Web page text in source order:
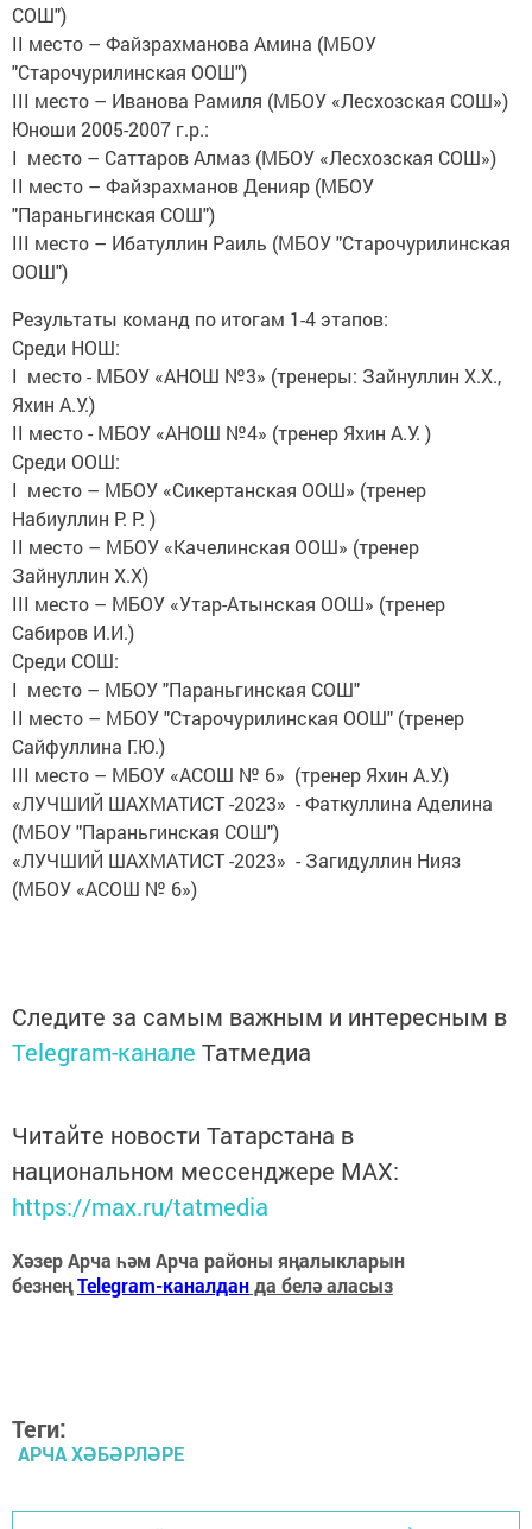
СОШ")
II место – Файзрахманова Амина (МБОУ
"Старочурилинская ООШ")
III место – Иванова Рамиля (МБОУ «Лесхозская СОШ»)
Юноши 2005-2007 г.р.:
I место – Саттаров Алмаз (МБОУ «Лесхозская СОШ»)
II место – Файзрахманов Денияр (МБОУ
"Параньгинская СОШ")
III место – Ибатуллин Раиль (МБОУ "Старочурилинская
ООШ")
Результаты команд по итогам 1-4 этапов:
Среди НОШ:
I место - МБОУ «АНОШ №3» (тренеры: Зайнуллин Х.Х.,
Яхин А.У.)
II место - МБОУ «АНОШ №4» (тренер Яхин А.У. )
Среди ООШ:
I место – МБОУ «Сикертанская ООШ» (тренер
Набиуллин Р. Р. )
II место – МБОУ «Качелинская ООШ» (тренер
Зайнуллин Х.Х)
III место – МБОУ «Утар-Атынская ООШ» (тренер
Сабиров И.И.)
Среди СОШ:
I место – МБОУ "Параньгинская СОШ"
II место – МБОУ "Старочурилинская ООШ" (тренер
Сайфуллина Г.Ю.)
III место – МБОУ «АСОШ № 6» (тренер Яхин А.У.)
«ЛУЧШИЙ ШАХМАТИСТ -2023» - Фаткуллина Аделина
(МБОУ "Параньгинская СОШ")
«ЛУЧШИЙ ШАХМАТИСТ -2023» - Загидуллин Нияз
(МБОУ «АСОШ № 6»)
Следите за самым важным и интересным в
Telegram-канале Татмедиа
Читайте новости Татарстана в
национальном мессенджере MАХ:
https://max.ru/tatmedia
Хәзер Арча һәм Арча районы яңалыкларын
безнеңTelegram-каналданда белә аласыз
Теги:
АРЧА ХӘБӘРЛӘРЕ